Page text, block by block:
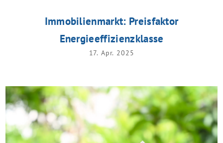
Immobilienmarkt: Preisfaktor
Energieeffizienzklasse
17. Apr. 2025